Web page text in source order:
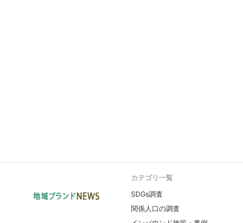
カテゴリ一覧
SDGs調査
関係人口の調査